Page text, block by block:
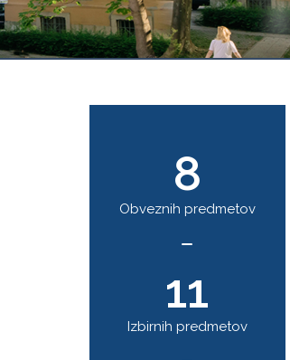
8
Obveznih predmetov
11
Izbirnih predmetov